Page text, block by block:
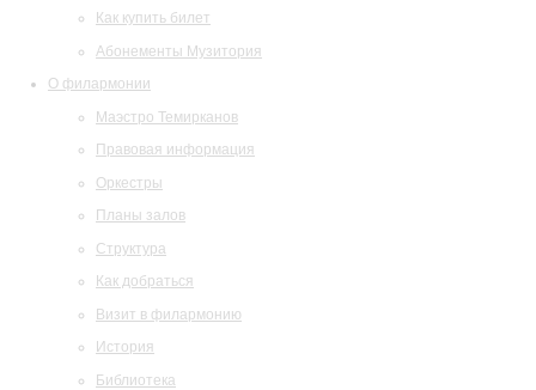
Как купить билет
Абонементы Музитория
О филармонии
Маэстро Темирканов
Правовая информация
Оркестры
Планы залов
Структура
Как добраться
Визит в филармонию
История
Библиотека